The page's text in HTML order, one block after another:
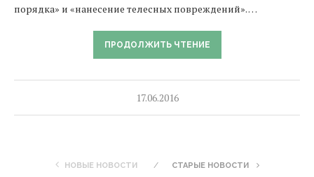
порядка» и «нанесение телесных повреждений». …
ПРОДОЛЖИТЬ ЧТЕНИЕ
17.06.2016
НОВЫЕ НОВОСТИ СТАРЫЕ НОВОСТИ